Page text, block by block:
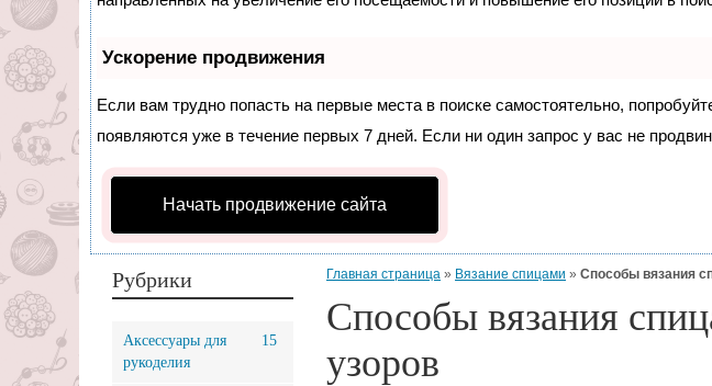
Ускорение продвижения
Если вам трудно попасть на первые места в поиске самостоятельно,
появляются уже в течение первых 7 дней. Если ни один запрос у вас не
Начать продвижение сайта
Главная страница » Вязание спицами » Способы вязания
Способы вязания
узоров
Рубрики
Аксессуары для
рукоделия
15